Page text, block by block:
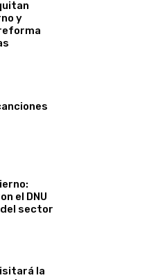
y
el DNU
sector
la